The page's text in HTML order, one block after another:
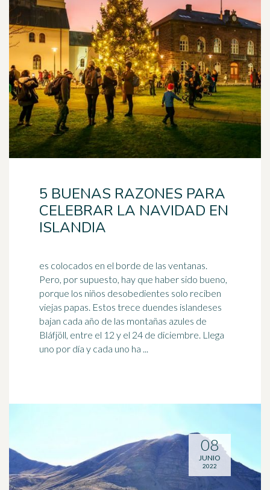
5 BUENAS RAZONES PARA
CELEBRAR LA NAVIDAD EN
ISLANDIA
es colocados en el borde de las ventanas.
Pero, por supuesto, hay que haber sido bueno,
porque los niños desobedientes solo reciben
viejas papas. Estos trece duendes islandeses
bajan cada año de las montañas azules de
Bláfjöll, entre el 12 y el 24 de diciembre. Llega
uno por día y cada uno ha ...
08
JUNIO
2022